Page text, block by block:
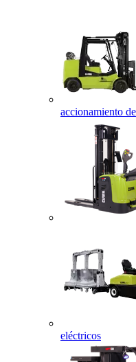
accionamiento
eléctricos